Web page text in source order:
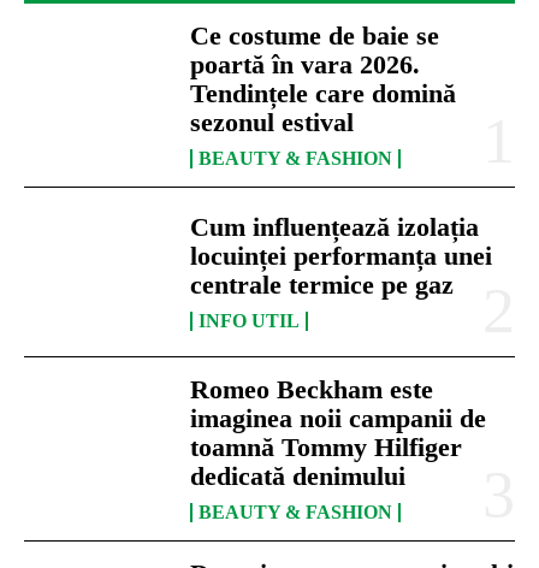
Ce costume de baie se
poartă în vara 2026.
Tendințele care domină
sezonul estival
BEAUTY & FASHION
Cum influențează izolația
locuinței performanța unei
centrale termice pe gaz
INFO UTIL
Romeo Beckham este
imaginea noii campanii de
toamnă Tommy Hilfiger
dedicată denimului
BEAUTY & FASHION